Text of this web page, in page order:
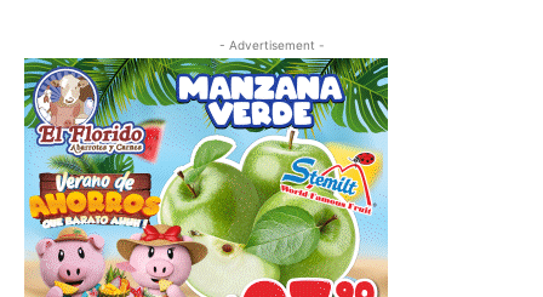
- Advertisement -